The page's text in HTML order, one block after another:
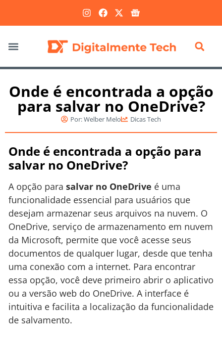
Onde é encontrada a opção
para salvar no OneDrive?
Por:Welber Melo Dicas Tech
Onde é encontrada a opção para
salvar no OneDrive?
A opção para salvar no OneDrive é uma
funcionalidade essencial para usuários que
desejam armazenar seus arquivos na nuvem. O
OneDrive, serviço de armazenamento em nuvem
da Microsoft, permite que você acesse seus
documentos de qualquer lugar, desde que tenha
uma conexão com a internet. Para encontrar
essa opção, você deve primeiro abrir o aplicativo
ou a versão web do OneDrive. A interface é
intuitiva e facilita a localização da funcionalidade
de salvamento.